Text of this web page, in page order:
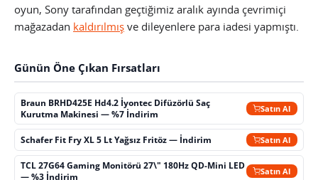
oyun, Sony tarafından geçtiğimiz aralık ayında çevrimiçi
mağazadan kaldırılmış ve dileyenlere para iadesi yapmıştı.
Günün Öne Çıkan Fırsatları
Braun BRHD425E Hd4.2 İyontec Difüzörlü Saç
Kurutma Makinesi — %7 İndirim
Satın Al
Schafer Fit Fry XL 5 Lt Yağsız Fritöz — İndirim Satın Al
TCL 27G64 Gaming Monitörü 27\" 180Hz QD-Mini LED
— %3 İndirim
Satın Al